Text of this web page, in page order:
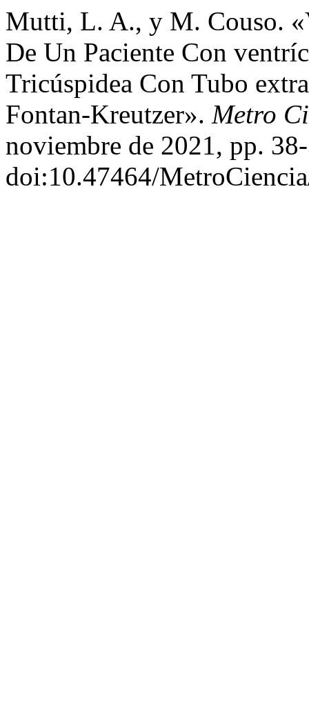
Mutti, L. A., y M. Couso.
De Un Paciente Con
Tricúspidea Con Tubo
Fontan-Kreutzer». Metro
noviembre de 2021, pp.
doi:10.47464/